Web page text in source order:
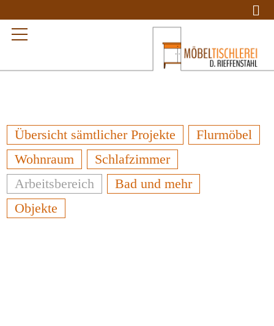
Übersicht sämtlicher Projekte
Flurmöbel
Wohnraum
Schlafzimmer
Arbeitsbereich
Bad und mehr
Objekte